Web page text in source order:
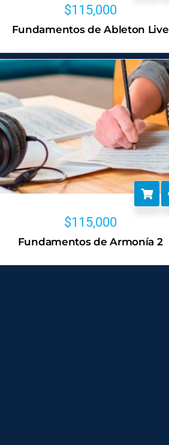
$115,000
Fundamentos de Ableton Live
$115,000
Fundamentos de Armonía 2